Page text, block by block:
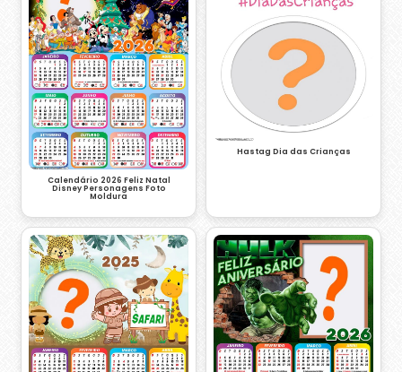
Calendário 2026 Feliz Natal
Disney Personagens Foto
Moldura
Hastag Dia das Crianças